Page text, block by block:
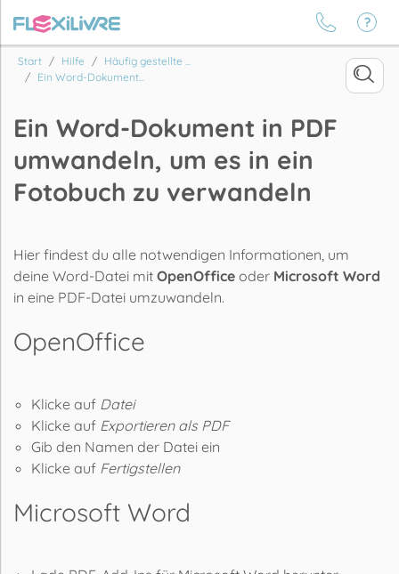
Start Hilfe
Häufig gestellte ...
Ein Word-Dokument...
Ein Word-Dokument in PDF
umwandeln, um es in ein
Fotobuch zu verwandeln
Hier findest du alle notwendigen Informationen, um
deine Word-Datei mit OpenOffice oder Microsoft Word
in eine PDF-Datei umzuwandeln.
OpenOffice
Klicke auf Datei
Klicke auf Exportieren als PDF
Gib den Namen der Datei ein
Klicke auf Fertigstellen
Microsoft Word